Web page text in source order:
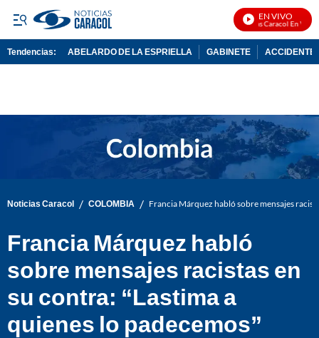
EN VIVO
Noticias Caracol En Vivo
Tendencias: ABELARDO DE LA ESPRIELLA GABINETE ACCIDENTE
Noticias Caracol / COLOMBIA / Francia Márquez habló sobre mensajes
Francia Márquez habló
sobre mensajes racistas en
su contra: “Lastima a
quienes lo padecemos”